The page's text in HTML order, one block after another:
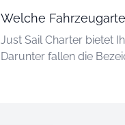
Welche
Just Sail Charter bietet
Darunter fallen die